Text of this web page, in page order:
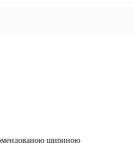
шириною